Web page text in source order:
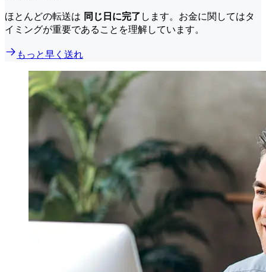
ほとんどの転送は 同じ日に完了 します。お金に関してはタ
イミングが重要であることを理解しています。
もっと早く送れ